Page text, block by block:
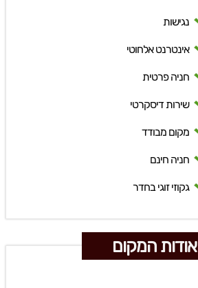
נגישות
אינטרנט אלחוטי
חניה פרטית
שירות דיסקרטי
מקום מבודד
חניה חינם
גקוזי זוגי בחדר
אודות המקום